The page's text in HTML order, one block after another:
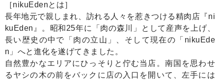
［nikuEdenとは］
長年地元で親しまれ、訪れる人々を惹きつける精肉店『ni
kuEden』。昭和25年に「肉の森川」として産声を上げ、
長い歴史の中で「肉の立山」、そして現在の「nikuEde
n」へと進化を遂げてきました。
自然豊かなエリアにひっそりと佇む当店。南国を思わせ
るヤシの木の前をバックに店の入口を開いて、左手には